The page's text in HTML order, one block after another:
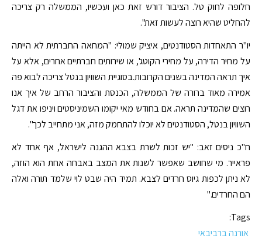
חלופה לחוק טל. הציבור דורש זאת כאן ועכשיו, הממשלה רק צריכה
להחליט שהיא רוצה לעשות זאת".
יו"ר התאחדות הסטודנטים, איציק שמולי: "המחאה החברתית לא הייתה
על מחיר הדירה, על מחירי הקוטג', או שירותים חברתיים אחרים, אלא על
איך תראה המדינה בשנים הקרובות.בסוגיית השוויון בנטל צריכה לבוא פה
אמירה מאוד ברורה של הממשלה, הכנסת והציבור הרחב של איך אנו
רוצים שהמדינה תראה. אם בחודש מאי יקומו השמיניסטים ויניפו את דגל
השוויון בנטל, הסטודנטים לא יוכלו להתחמק מזה, אני מתחייב לכך".
ח"כ ניסים זאב: "יש זכות לשרת בצבא ההגנה לישראל, אף אחד לא
פראייר. מי שחושב שאפשר לשנות את המצב באבחה אחת הוא הוזה,
לא ניתן לכפות גיוס חרדים לצבא. תמיד היה שבט לוי שלמד תורה ואלה
הם החרדים."
Tags:
אורנה ברביבאי